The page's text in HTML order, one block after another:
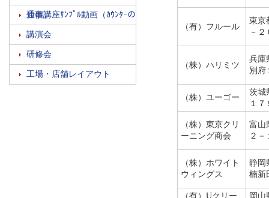
（有）フルール
東京
－
（株）ハリミツ
兵庫
別府
（株）ユーゴー
茨城
１
（株）東京クリ
ーニング商会
富山
２－
（株）ホワイト
ウィングス
静岡
楠新
（有）Uクリー
岡山
通信講座ｻﾝﾌﾟﾙ動画（ｶｳﾝﾀｰの仕事）
講演会
研修会
工場・店舗レイアウト